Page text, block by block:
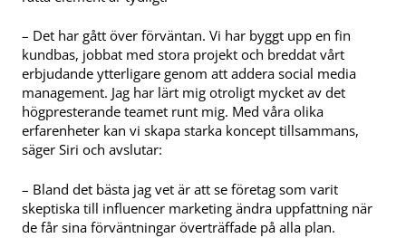
– Det har gått över förväntan. Vi har byggt upp en fin
kundbas, jobbat med stora projekt och breddat vårt
erbjudande ytterligare genom att addera social media
management. Jag har lärt mig otroligt mycket av det
högpresterande teamet runt mig. Med våra olika
erfarenheter kan vi skapa starka koncept tillsammans,
säger Siri och avslutar:
– Bland det bästa jag vet är att se företag som varit
skeptiska till influencer marketing ändra uppfattning när
de får sina förväntningar överträffade på alla plan.